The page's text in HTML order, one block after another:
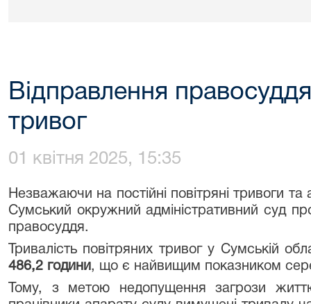
Відправлення
тривог
01 квітня 2025, 15:35
Незважаючи на постійні повітряні тривоги та
Сумський окружний адміністративний суд
правосуддя.
Тривалість повітряних тривог у Сумській
486,2 години, що є найвищим показником
Тому, з метою недопущення загрози